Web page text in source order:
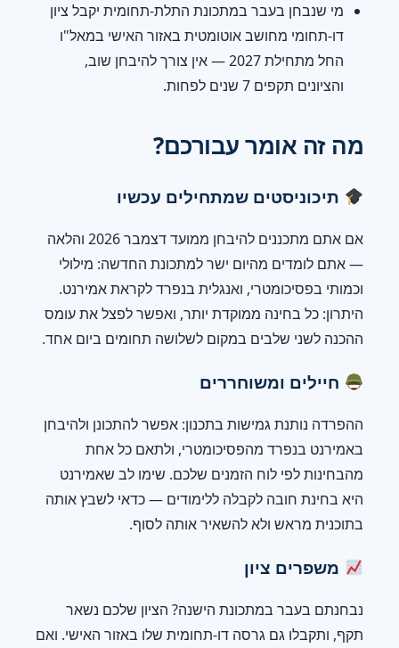
מי שנבחן בעבר במתכונת התלת-תחומית יקבל ציון
דו-תחומי מחושב אוטומטית באזור האישי במאל"ו
החל מתחילת 2027 — אין צורך להיבחן שוב,
והציונים תקפים 7 שנים לפחות.
מה זה אומר עבורכם?
תיכוניסטים שמתחילים עכשיו
אם אתם מתכננים להיבחן ממועד דצמבר 2026 והלאה
— אתם לומדים מהיום ישר למתכונת החדשה: מילולי
וכמותי בפסיכומטרי, ואנגלית בנפרד לקראת אמירנט.
היתרון: כל בחינה ממוקדת יותר, ואפשר לפצל את עומס
ההכנה לשני שלבים במקום לשלושה תחומים ביום אחד.
חיילים ומשוחררים
ההפרדה נותנת גמישות בתכנון: אפשר להתכונן ולהיבחן
באמירנט בנפרד מהפסיכומטרי, ולתאם כל אחת
מהבחינות לפי לוח הזמנים שלכם. שימו לב שאמירנט
היא בחינת חובה לקבלה ללימודים — כדאי לשבץ אותה
בתוכנית מראש ולא להשאיר אותה לסוף.
משפרים ציון
נבחנתם בעבר במתכונת הישנה? הציון שלכם נשאר
תקף, ותקבלו גם גרסה דו-תחומית שלו באזור האישי. ואם